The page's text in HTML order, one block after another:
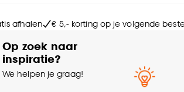
Breedte
afhalen € 5,- korting op je volgende
Op zoek naar
inspiratie?
We helpen je graag!